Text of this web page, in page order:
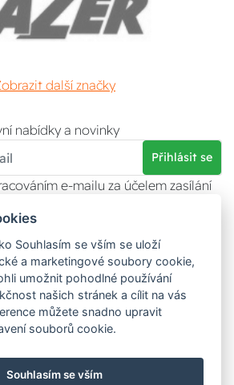
další značky
nabídky a novinky
Přihlásit se
e-mailu za účelem zasílání
v
kdykoliv odvolat.
Vyzvednutí zboží
Souhlasím se vším se uloží
a marketingové soubory cookie,
umožnit pohodlné používání
našich stránek a cílit na vás
můžete snadno upravit
souborů cookie.
Souhlasím se vším